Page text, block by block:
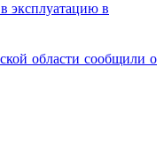
эксплуатацию в
области сообщили о